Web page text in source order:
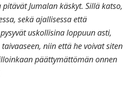
Jumalan käskyt. Sillä katso,
sekä ajallisessa että
uskollisina loppuun asti,
niin että he voivat siten
päättymättömän onnen